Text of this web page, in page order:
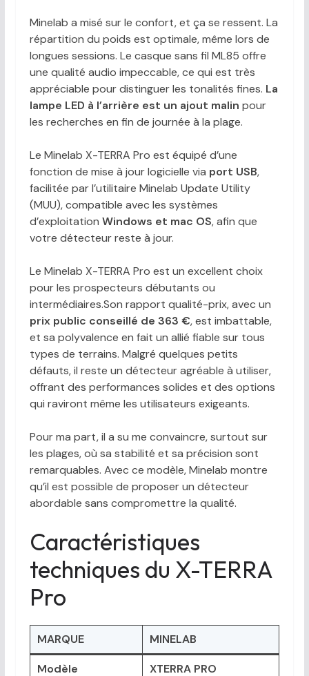
Minelab a misé sur le confort, et ça se ressent. La
répartition du poids est optimale, même lors de
longues sessions. Le casque sans fil ML85 offre
une qualité audio impeccable, ce qui est très
appréciable pour distinguer les tonalités fines. La
lampe LED à l’arrière est un ajout malin pour
les recherches en fin de journée à la plage.
Le Minelab X-TERRA Pro est équipé d’une
fonction de mise à jour logicielle via port USB,
facilitée par l’utilitaire Minelab Update Utility
(MUU), compatible avec les systèmes
d’exploitation Windows et mac OS, afin que
votre détecteur reste à jour.
Le Minelab X-TERRA Pro est un excellent choix
pour les prospecteurs débutants ou
intermédiaires.Son rapport qualité-prix, avec un
prix public conseillé de 363 €, est imbattable,
et sa polyvalence en fait un allié fiable sur tous
types de terrains. Malgré quelques petits
défauts, il reste un détecteur agréable à utiliser,
offrant des performances solides et des options
qui raviront même les utilisateurs exigeants.
Pour ma part, il a su me convaincre, surtout sur
les plages, où sa stabilité et sa précision sont
remarquables. Avec ce modèle, Minelab montre
qu’il est possible de proposer un détecteur
abordable sans compromettre la qualité.
Caractéristiques
techniques du X-TERRA
Pro
MARQUE MINELAB
Modèle
XTERRA PRO